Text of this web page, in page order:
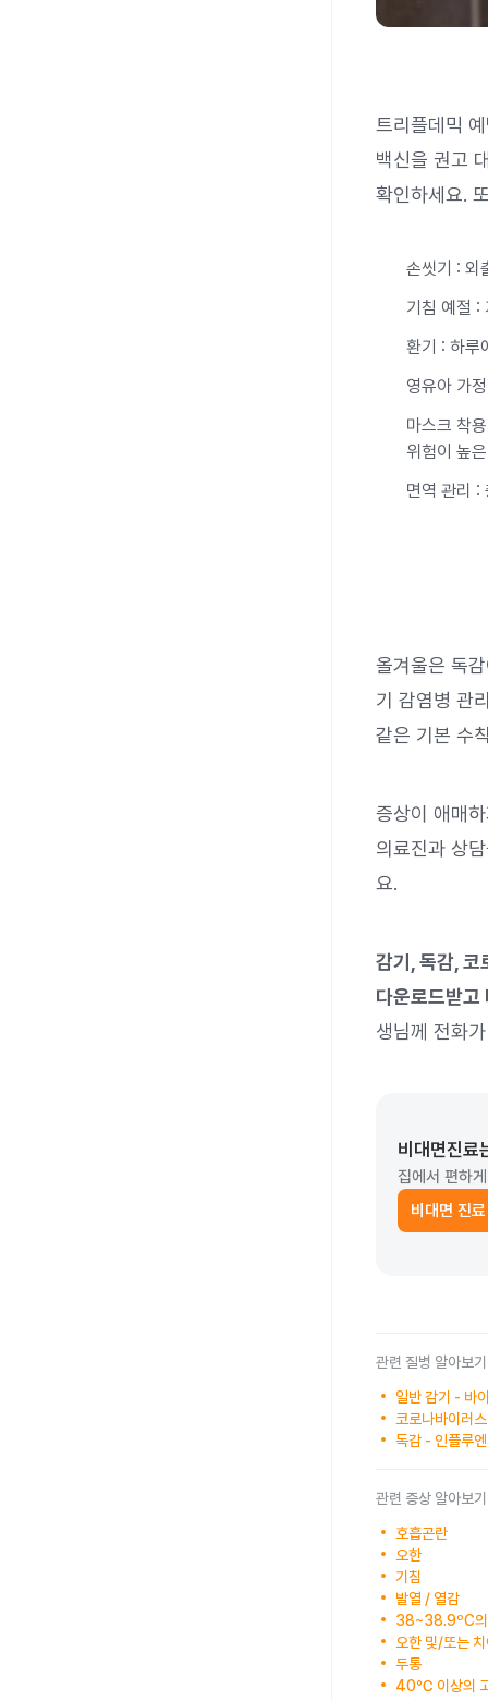
트리플데믹
백신을 권고
확인하세요.
손씻기 : 외
기침 예절 :
환기 : 하
영유아 가
마스크 착
위험이 높
면역 관리 :
올겨울은 독
기 감염병 관
같은 기본 수
증상이 애매
의료진과 상
요.
감기, 독감, 코
다운로드받고
생님께 전화
비대면진료
집에서 편하
비대면 진
관련 질병 알아보기
일반 감기 - 바
코로나바이러
독감 - 인플루
관련 증상 알아보기
호흡곤란
오한
기침
발열 / 열감
38~38.9ºC의
오한 및/또는
두통
40℃ 이상의